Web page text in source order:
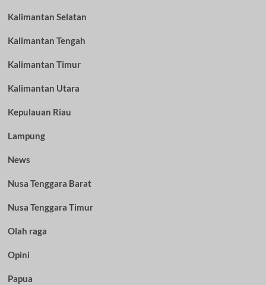
Kalimantan Selatan
Kalimantan Tengah
Kalimantan Timur
Kalimantan Utara
Kepulauan Riau
Lampung
News
Nusa Tenggara Barat
Nusa Tenggara Timur
Olah raga
Opini
Papua